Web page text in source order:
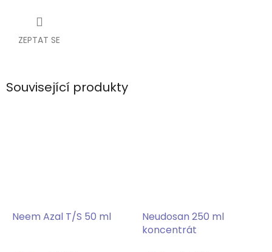
ZEPTAT SE
Související produkty
Neem Azal T/S 50 ml
Neudosan 250 ml
koncentrát